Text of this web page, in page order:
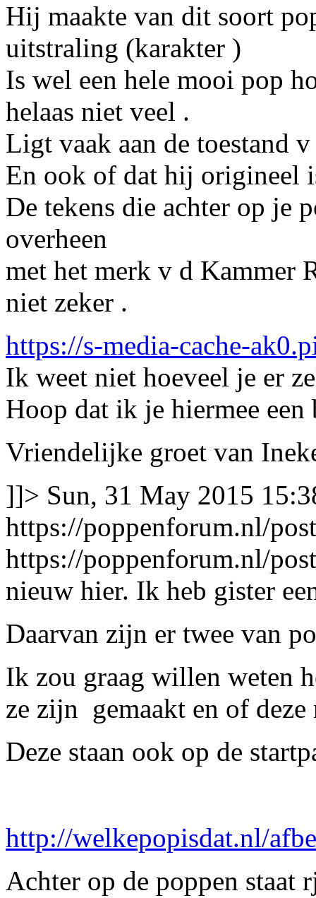
Hij maakte van dit soort
uitstraling (karakter )
Is wel een hele mooi pop
helaas niet veel .
Ligt vaak aan de toestand
En ook of dat hij origineel
De tekens die achter op je
overheen
met het merk v d Kammer
niet zeker .
https://s-media-cache-
Ik weet niet hoeveel je er
Hoop dat ik je hiermee een
Vriendelijke groet van
]]> Sun, 31 May 2015
https://poppenforum.nl/
https://poppenforum.nl/
nieuw hier. Ik heb gister
Daarvan zijn er twee van
Ik zou graag willen weten
ze zijn gemaakt en of deze
Deze staan ook op de
http://welkepopisdat.nl/
Achter op de poppen staat